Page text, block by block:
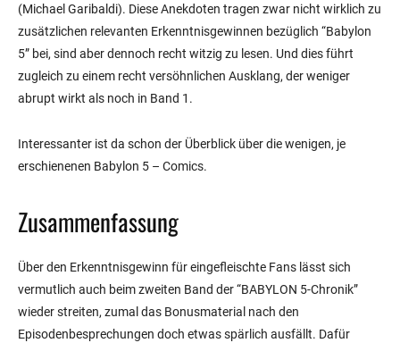
(Michael Garibaldi). Diese Anekdoten tragen zwar nicht wirklich zu
zusätzlichen relevanten Erkenntnisgewinnen bezüglich “Babylon
5” bei, sind aber dennoch recht witzig zu lesen. Und dies führt
zugleich zu einem recht versöhnlichen Ausklang, der weniger
abrupt wirkt als noch in Band 1.
Interessanter ist da schon der Überblick über die wenigen, je
erschienenen Babylon 5 – Comics.
Zusammenfassung
Über den Erkenntnisgewinn für eingefleischte Fans lässt sich
vermutlich auch beim zweiten Band der “BABYLON 5-Chronik”
wieder streiten, zumal das Bonusmaterial nach den
Episodenbesprechungen doch etwas spärlich ausfällt. Dafür